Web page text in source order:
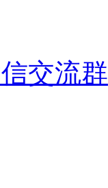
交流群